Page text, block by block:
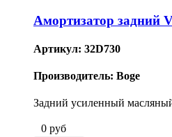
Амортизатор задний
Артикул: 32D730
Производитель: Boge
Задний усиленный
0 руб